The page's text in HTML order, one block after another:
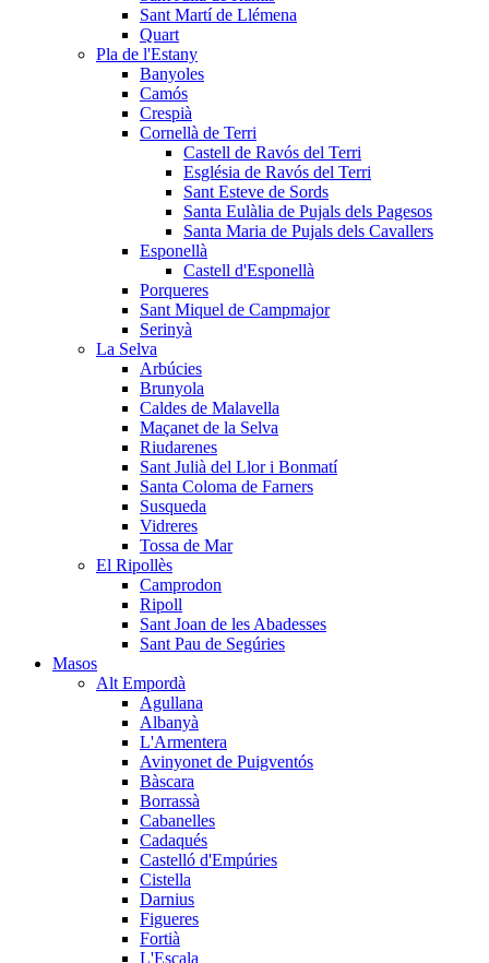
Sant Martí de Llémena
Quart
Pla de l'Estany
Banyoles
Camós
Crespià
Cornellà de Terri
Castell de Ravós del Terri
Església de Ravós del Terri
Sant Esteve de Sords
Santa Eulàlia de Pujals dels Pagesos
Santa Maria de Pujals dels Cavallers
Esponellà
Castell d'Esponellà
Porqueres
Sant Miquel de Campmajor
Serinyà
La Selva
Arbúcies
Brunyola
Caldes de Malavella
Maçanet de la Selva
Riudarenes
Sant Julià del Llor i Bonmatí
Santa Coloma de Farners
Susqueda
Vidreres
Tossa de Mar
El Ripollès
Camprodon
Ripoll
Sant Joan de les Abadesses
Sant Pau de Segúries
Masos
Alt Empordà
Agullana
Albanyà
L'Armentera
Avinyonet de Puigventós
Bàscara
Borrassà
Cabanelles
Cadaqués
Castelló d'Empúries
Cistella
Darnius
Figueres
Fortià
L'Escala